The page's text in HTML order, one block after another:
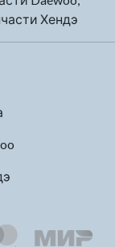
Хендэ